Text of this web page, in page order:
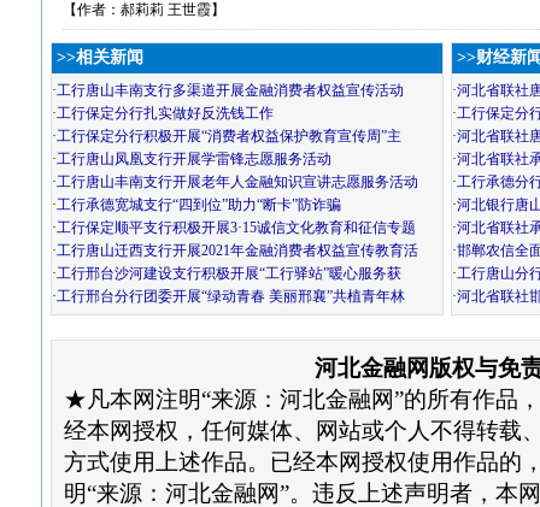
【作者：郝莉莉 王世霞】
>>相关新闻
·工行唐山丰南支行多渠道开展金融消费者权益宣传活动
·工行保定分行扎实做好反洗钱工作
·工行保定分行积极开展“消费者权益保护教育宣传周”主
·工行唐山凤凰支行开展学雷锋志愿服务活动
·工行唐山丰南支行开展老年人金融知识宣讲志愿服务活动
·工行承德宽城支行“四到位”助力“断卡”防诈骗
·工行保定顺平支行积极开展3·15诚信文化教育和征信专题
·工行唐山迁西支行开展2021年金融消费者权益宣传教育活
·工行邢台沙河建设支行积极开展“工行驿站”暖心服务获
·工行邢台分行团委开展“绿动青春 美丽邢襄”共植青年林
>>财经新
·河北省联社
·工行保定分
·河北省联社
·河北省联社
·工行承德分
·河北银行唐
·河北省联社
·邯郸农信全
·工行唐山分
·河北省联社
河北金融网版权与免
★凡本网注明“来源：河北金融网”的所有作品
经本网授权，任何媒体、网站或个人不得转载
方式使用上述作品。已经本网授权使用作品的
明“来源：河北金融网”。违反上述声明者，本